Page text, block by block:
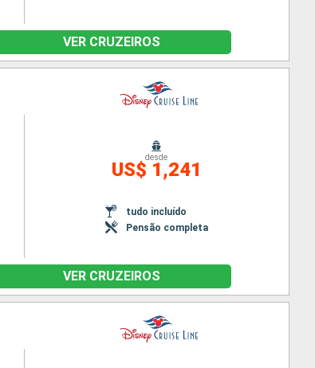
VER CRUZEIROS
desde
US$ 1,241
tudo incluído
Pensão completa
VER CRUZEIROS